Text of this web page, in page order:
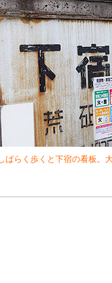
ばらく歩くと下宿の看板。